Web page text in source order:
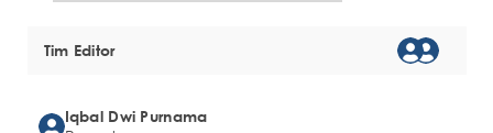
Tim Editor
Iqbal Dwi Purnama